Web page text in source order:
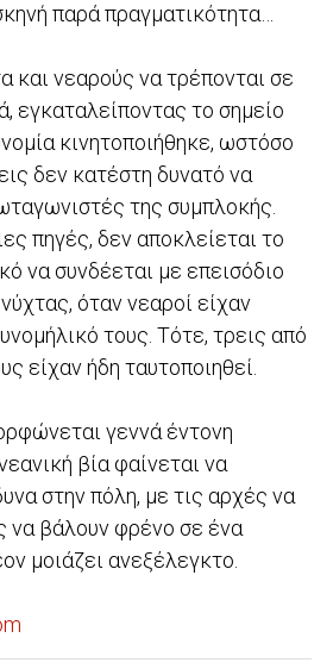
παρά πραγματικότητα…
και νεαρούς να τρέπονται σε
εγκαταλείποντας το σημείο
κινητοποιήθηκε, ωστόσο
δεν κατέστη δυνατό να
της συμπλοκής.
πηγές, δεν αποκλείεται το
να συνδέεται με επεισόδιο
όταν νεαροί είχαν
τους. Τότε, τρεις από
είχαν ήδη ταυτοποιηθεί.
γεννά έντονη
βία φαίνεται να
στην πόλη, με τις αρχές να
να βάλουν φρένο σε ένα
μοιάζει ανεξέλεγκτο.